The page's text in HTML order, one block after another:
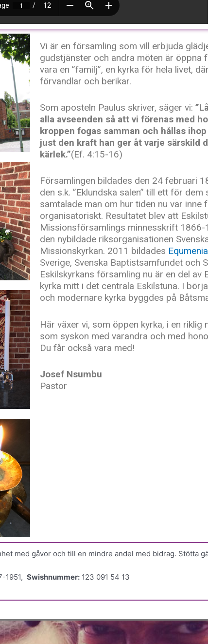
Vi är en församling som vill erbjuda
gudstjänster och andra möten är öppna
vara en ”familj”, en kyrka för hela livet,
förvandlar och berikar.
Som aposteln Paulus skriver, säger vi:
alla avseenden så att vi förenas med
kroppen fogas samman och hållas
just den kraft han ger åt varje särskild
kärlek.”(Ef. 4:15-16)
Församlingen bildades den 24 februari
den s.k. ”Eklundska salen” till ett för
samtalade man om hur tiden nu var
organisatoriskt. Resultatet blev att
Missionsförsamlings minnesskrift
den nybildade riksorganisationen
Missionskyrkan. 2011 bildades
Sverige, Svenska Baptistsamfundet och
Eskilskyrkans församling nu är en del av
kyrka mitt i det centrala Eskilstuna. I
och modernare kyrka byggdes på
Här växer vi, som öppen kyrka, i en
som syskon med varandra och med
Du får också vara med!
Josef Nsumbu
Pastor
med gåvor och till en mindre andel med bidrag. Stötta
1951, Swishnummer: 123 091 54 13